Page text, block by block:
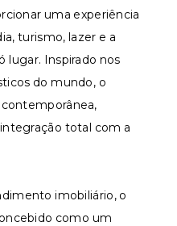
uma experiência
turismo, lazer e a
lugar. Inspirado nos
do mundo, o
total com a
imobiliário, o
como um